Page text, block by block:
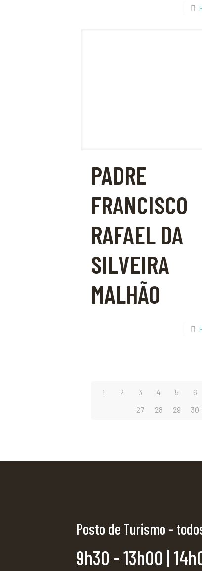
PADRE
FRANCISCO
RAFAEL DA
SILVEIRA
MALHÃO
1 2 3 4 5 6
27
28 29 30
Posto de Turismo -
9h30 - 13h00 |